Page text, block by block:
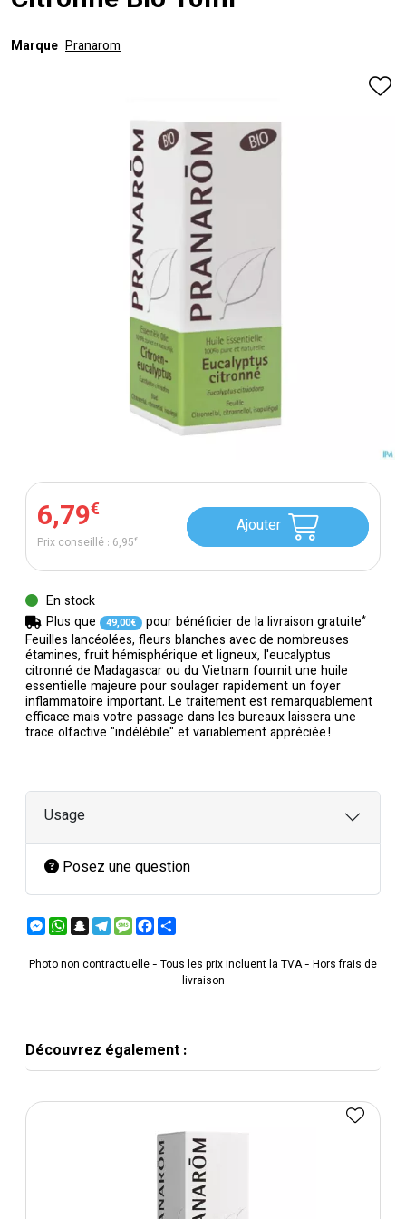
Marque Pranarom
Feuilles lancéolées, fleurs blanches avec de nombreuses
étamines, fruit hémisphérique et ligneux, l'eucalyptus
citronné de Madagascar ou du Vietnam fournit une huile
essentielle majeure pour soulager rapidement un foyer
inflammatoire important. Le traitement est remarquablement
efficace mais votre passage dans les bureaux laissera une
trace olfactive "indélébile" et variablement appréciée !
6,79€
Prix conseillé : 6,95€
Ajouter
En stock
Plus que
49,00€ pour bénéficier de la livraison gratuite*
Usage
Posez une question
Messenger
WhatsApp
Snapchat
Telegram
MessageFacebook
Photo non contractuelle - Tous les prix incluent la TVA - Hors frais de
livraison
Découvrez également :